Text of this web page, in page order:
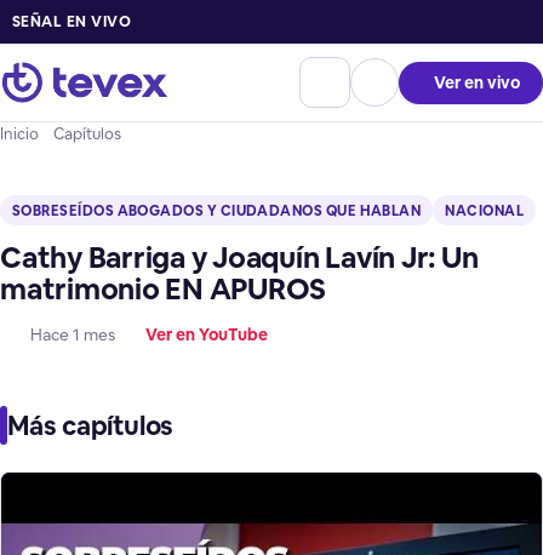
SEÑAL EN VIVO
Ver en vivo
Inicio Capítulos
SOBRESEÍDOS ABOGADOS Y CIUDADANOS QUE HABLAN NACIONAL
Cathy Barriga y Joaquín Lavín Jr: Un
matrimonio EN APUROS
Hace 1 mes Ver en YouTube
Más capítulos